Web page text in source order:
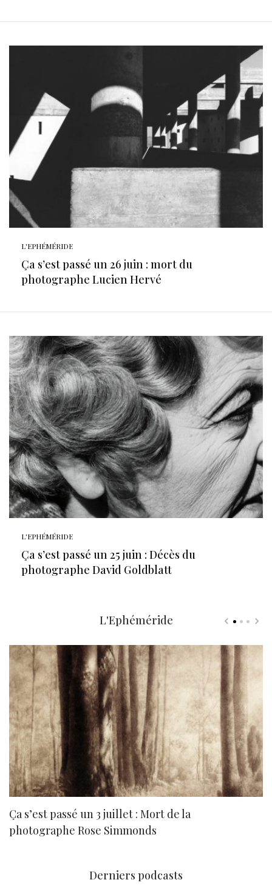
L'EPHÉMÉRIDE
Ça s’est passé un 26 juin : mort du
photographe Lucien Hervé
L'EPHÉMÉRIDE
Ça s’est passé un 25 juin : Décès du
photographe David Goldblatt
L'Ephéméride
Ça s’est passé un 3 juillet : Mort de la
photographe Rose Simmonds
Derniers podcasts